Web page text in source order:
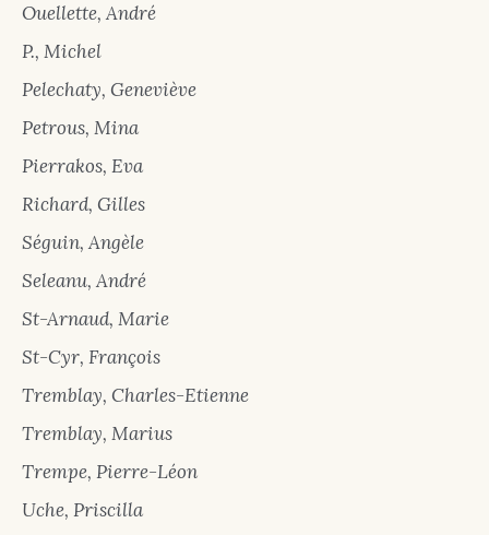
Ouellette, André
P., Michel
Pelechaty, Geneviève
Petrous, Mina
Pierrakos, Eva
Richard, Gilles
Séguin, Angèle
Seleanu, André
St-Arnaud, Marie
St-Cyr, François
Tremblay, Charles-Etienne
Tremblay, Marius
Trempe, Pierre-Léon
Uche, Priscilla